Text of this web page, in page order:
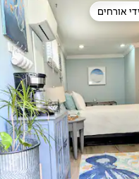
מועדפים על ידי אורחים
אורחים